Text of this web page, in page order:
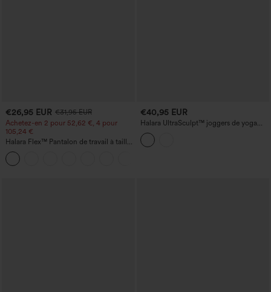
€26,95 EUR €31,95 EUR
Achetez-en 2 pour 52,62 €, 4 pour
105,24 €
Halara Flex™ Pantalon de travail à taille
haute, jambe large, avec poches, en
maille gaufrée
€40,95 EUR
Halara UltraSculpt™ joggers de yoga
taille haute à effet gainant pour le
ventre, avec poches